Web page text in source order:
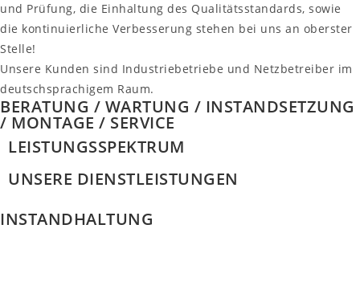
und Prüfung, die Einhaltung des Qualitätsstandards, sowie
die kontinuierliche Verbesserung stehen bei uns an oberster
Stelle!
Unsere Kunden sind Industriebetriebe und Netzbetreiber im
deutschsprachigem Raum.
BERATUNG / WARTUNG / INSTANDSETZUNG
/ MONTAGE / SERVICE
LEISTUNGSSPEKTRUM
UNSERE DIENSTLEISTUNGEN
INSTANDHALTUNG